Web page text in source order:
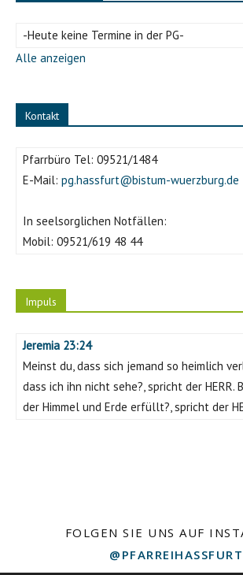
-Heute keine Termine in der PG-
Alle anzeigen
Kontakt
Pfarrbüro Tel: 09521/1484
E-Mail: pg.hassfurt@bistum-wuerzburg.de
In seelsorglichen Notfällen:
Mobil: 09521/619 48 44
Impuls
Jeremia 23:24
Meinst du, dass sich jemand so heimlich
dass ich ihn nicht sehe?, spricht der HERR.
der Himmel und Erde erfüllt?, spricht der
FOLGEN SIE UNS AUF
@PFARREIHASSFURT